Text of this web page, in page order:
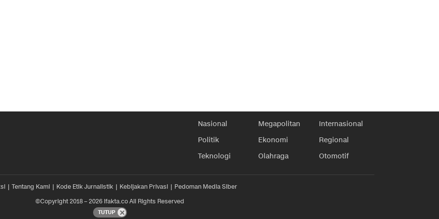
Nasional Megapolitan
Internasional
Politik
Ekonomi
Regional
Teknologi
Olahraga Otomotif
Tentang Kami Kode Etik Jurnalistik Kebijakan Privasi
Pedoman Media Siber
©Copyright 2018 – 2026 ifakta.co All Rights Reserved
TUTUP